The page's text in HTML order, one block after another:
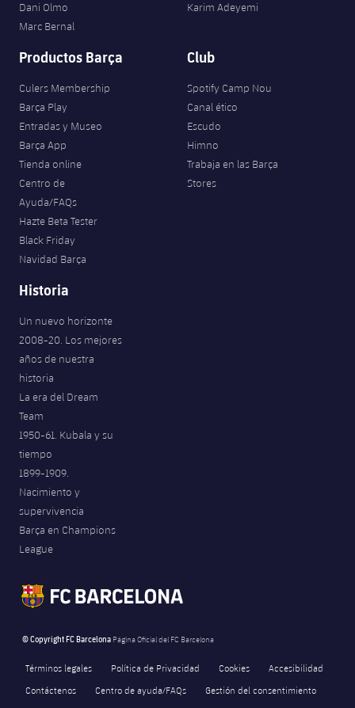
Dani Olmo
Marc Bernal
Karim Adeyemi
Productos Barça
Culers Membership
Barça Play
Entradas y Museo
Barça App
Tienda online
Centro de
Ayuda/FAQs
Hazte Beta Tester
Black Friday
Navidad Barça
Club
Spotify Camp Nou
Canal ético
Escudo
Himno
Trabaja en las Barça
Stores
Historia
Un nuevo horizonte
2008-20. Los mejores
años de nuestra
historia
La era del Dream
Team
1950-61. Kubala y su
tiempo
1899-1909.
Nacimiento y
supervivencia
Barça en Champions
League
© Copyright FC Barcelona Página Oficial del FC Barcelona
Términos legales Política de Privacidad Cookies
Accesibilidad
Contáctenos
Centro de ayuda/FAQs
Gestión del consentimiento